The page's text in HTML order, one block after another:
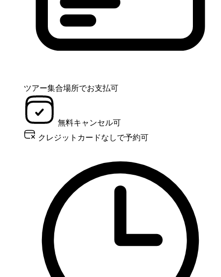
ツアー集合場所でお支払可
無料キャンセル可
クレジットカードなしで予約可